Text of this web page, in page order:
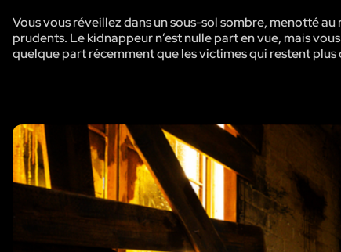
Vous vous réveillez dans un sous-sol sombre, menotté
prudents. Le kidnappeur n’est nulle part en vue, mais
quelque part récemment que les victimes qui restent plus